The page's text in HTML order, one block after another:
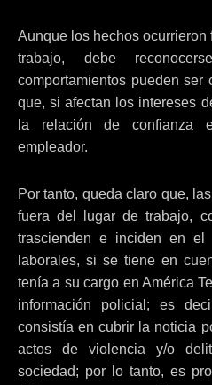
Aunque los hechos
trabajo, debe
comportamientos pueden ser
que, si afectan los intereses
la relación de confianza
empleador.
Por tanto, queda claro que,
fuera del lugar de trabajo,
trascienden e inciden en el
laborales, si se tiene en
tenía a su cargo en América
información policial; es
consistía en cubrir la noticia
actos de violencia y/o
sociedad; por lo tanto, es